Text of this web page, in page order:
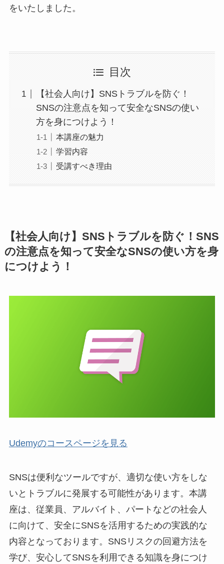
をいたしました。
目次
【社会人向け】SNSトラブルを防ぐ！
SNSの注意点を知って安全なSNSの使い
方を身につけよう！
本講座の魅力
学習内容
受講すべき理由
【社会人向け】SNSトラブルを防ぐ！SNS
の注意点を知って安全なSNSの使い方を身
につけよう！
Udemyのコースページを見る
SNSは便利なツールですが、適切な使い方をしな
いとトラブルに発展する可能性があります。本講
座は、従業員、アルバイト、パートなどの社会人
に向けて、安全にSNSを活用するための実践的な
内容となっております。SNSリスクの回避方法を
学び、安心してSNSを利用できる知識を身につけ